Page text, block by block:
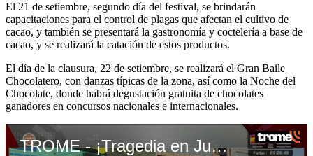
El 21 de setiembre, segundo día del festival, se brindarán
capacitaciones para el control de plagas que afectan el cultivo de
cacao, y también se presentará la gastronomía y coctelería a base de
cacao, y se realizará la catación de estos productos.
El día de la clausura, 22 de setiembre, se realizará el Gran Baile
Chocolatero, con danzas típicas de la zona, así como la Noche del
Chocolate, donde habrá degustación gratuita de chocolates
ganadores en concursos nacionales e internacionales.
TROME - ¡Tragedia en Junín! Fuerte sismo de 5,1 deja cinco muertos, más de 20 heridos y más de 300 damnificados